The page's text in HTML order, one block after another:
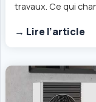
travaux. Ce qui
→ Lire l’article